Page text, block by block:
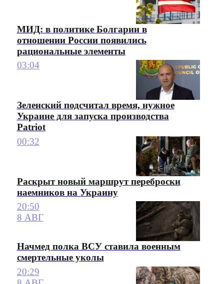
МИД: в политике Болгарии в
отношении России появились
рациональные элементы
03:04
Зеленский подсчитал время, нужное
Украине для запуска производства
Patriot
00:32
Раскрыт новый маршрут переброски
наемников на Украину
20:50
8 АВГ
Начмед полка ВСУ ставила военным
смертельные уколы
20:29